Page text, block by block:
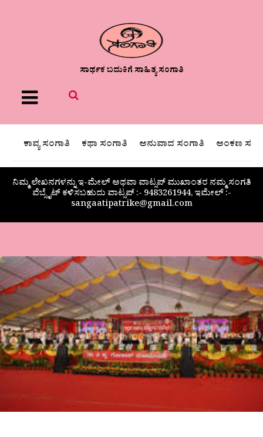
ಸಾರ್ಥಕ ಬದುಕಿಗೆ ಸಾಹಿತ್ಯ ಸಂಗಾತಿ
Menu
ಕಾವ್ಯ ಸಂಗಾತಿ ಕಥಾ ಸಂಗಾತಿ ಅನುವಾದ ಸಂಗಾತಿ ಅಂಕಣ
ನಿಮ್ಮ ಲೇಖನಗಳನ್ನು ಇ-ಮೇಲ್ ಅಥವಾ ವಾಟ್ಸಪ್ ಮುಖಾಂತರ ನಮ್ಮ ಸಂಗತಿ
ವೆಬ್ಸೈಟ್ ಕಳಿಸಬಹುದು ವಾಟ್ಸಪ್‌ :- 9483261944, ಇಮೇಲ್ :-
sangaatipatrike@gmail.com
‘ಸಾಹಿತ್ಯ
ಸಮ್ಮೇಳನಗಳು
ಮತ್ತು
ಬರ’
ಲೇಖನ-
ಗಂಗಾಧರ
ಬಿ
ಎಲ್
ನಿಟ್ಟೂರ್